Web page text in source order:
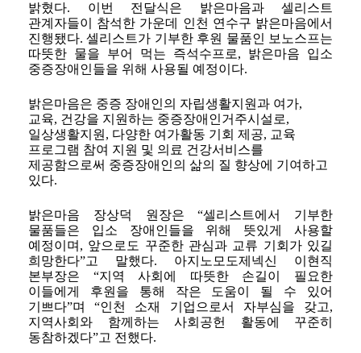
밝혔다. 이번 전달식은 밝은마음과 셀리스트
관계자들이 참석한 가운데 인천 연수구 밝은마음에서
진행됐다. 셀리스트가 기부한 후원 물품인 보노스프는
따뜻한 물을 부어 먹는 즉석수프로, 밝은마음 입소
중증장애인들을 위해 사용될 예정이다.
밝은마음은 중증 장애인의 자립생활지원과 여가,
교육, 건강을 지원하는 중증장애인거주시설로,
일상생활지원, 다양한 여가활동 기회 제공, 교육
프로그램 참여 지원 및 의료 건강서비스를
제공함으로써 중증장애인의 삶의 질 향상에 기여하고
있다.
밝은마음 장상덕 원장은 “셀리스트에서 기부한
물품들은 입소 장애인들을 위해 뜻있게 사용할
예정이며, 앞으로도 꾸준한 관심과 교류 기회가 있길
희망한다”고 말했다. 아지노모도제넥신 이현직
본부장은 “지역 사회에 따뜻한 손길이 필요한
이들에게 후원을 통해 작은 도움이 될 수 있어
기쁘다”며 “인천 소재 기업으로서 자부심을 갖고,
지역사회와 함께하는 사회공헌 활동에 꾸준히
동참하겠다”고 전했다.